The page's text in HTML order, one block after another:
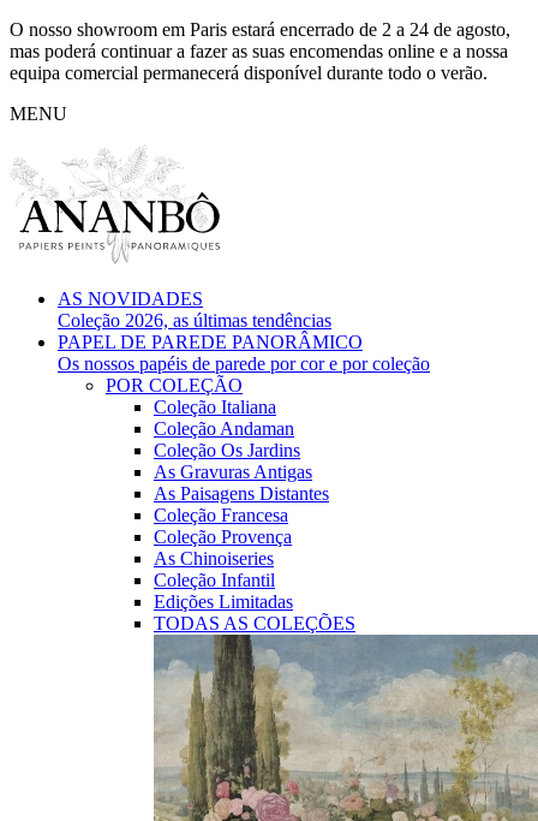
O nosso showroom em Paris estará encerrado de 2 a 24 de agosto,
mas poderá continuar a fazer as suas encomendas online e a nossa
equipa comercial permanecerá disponível durante todo o verão.
MENU
AS NOVIDADES
Coleção 2026, as últimas tendências
PAPEL DE PAREDE PANORÂMICO
Os nossos papéis de parede por cor e por coleção
POR COLEÇÃO
Coleção Italiana
Coleção Andaman
Coleção Os Jardins
As Gravuras Antigas
As Paisagens Distantes
Coleção Francesa
Coleção Provença
As Chinoiseries
Coleção Infantil
Edições Limitadas
TODAS AS COLEÇÕES